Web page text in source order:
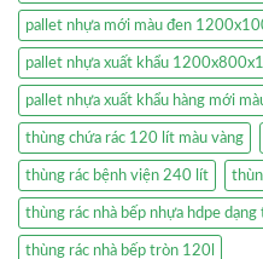
pallet nhựa mới màu đen
pallet nhựa xuất khẩu
pallet nhựa xuất khẩu hàng mới
thùng chứa rác 120 lít màu vàng
thùng rác bệnh viện 240 lít
thùng rác nhà bếp nhựa hdpe dạng
thùng rác nhà bếp tròn 120l